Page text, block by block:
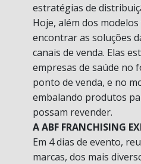
estratégias de
Hoje, além dos
encontrar as soluções
canais de venda. Elas
empresas de saúde no
ponto de venda, e no
embalando produtos
possam revender.
A ABF FRANCHISING
Em 4 dias de evento,
marcas, dos mais